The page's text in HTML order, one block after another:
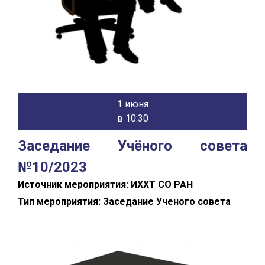
1 июня
в 10:30
Заседание Учёного совета
№10/2023
Источник мероприятия: ИХХТ СО РАН
Тип мероприятия: Заседание Ученого совета